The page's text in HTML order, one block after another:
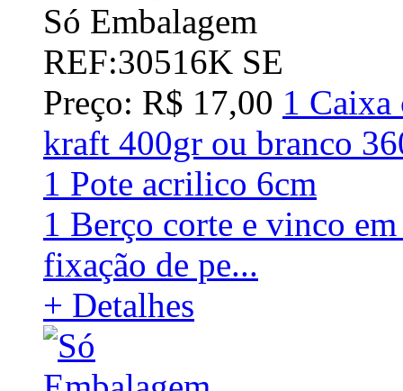
Só Embalagem
REF:30516K SE
Preço: R$ 17,00 1 Caixa
kraft 400gr ou branco
1 Pote acrilico 6cm
1 Berço corte e vinco
fixação de pe...
+ Detalhes